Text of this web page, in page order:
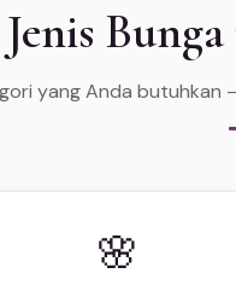
Jenis
yang Anda butuhkan
🌸